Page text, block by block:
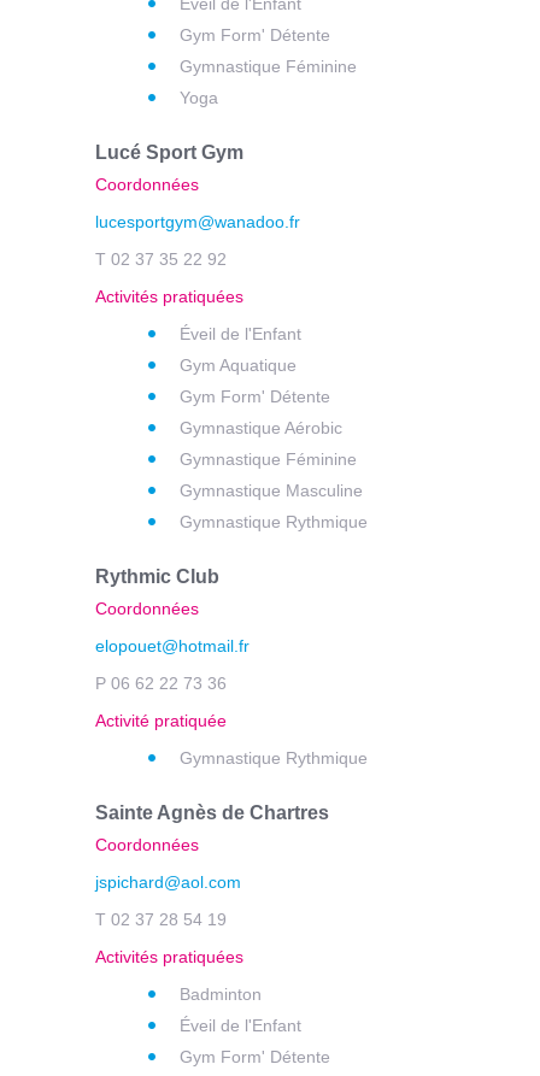
Gym Form' Détente
Gymnastique Féminine
Yoga
Lucé Sport Gym
Coordonnées
lucesportgym@wanadoo.fr
T 02 37 35 22 92
Activités pratiquées
Éveil de l'Enfant
Gym Aquatique
Gym Form' Détente
Gymnastique Aérobic
Gymnastique Féminine
Gymnastique Masculine
Gymnastique Rythmique
Rythmic Club
Coordonnées
elopouet@hotmail.fr
P 06 62 22 73 36
Activité pratiquée
Gymnastique Rythmique
Sainte Agnès de Chartres
Coordonnées
jspichard@aol.com
T 02 37 28 54 19
Activités pratiquées
Badminton
Éveil de l'Enfant
Gym Form' Détente